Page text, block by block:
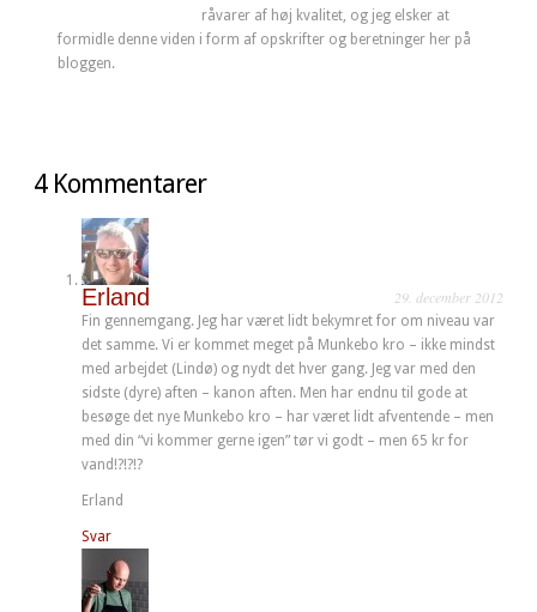
råvarer af høj kvalitet, og jeg elsker at
formidle denne viden i form af opskrifter og beretninger her på
bloggen.
4 Kommentarer
Erland 29. december 2012
Fin gennemgang. Jeg har været lidt bekymret for om niveau var
det samme. Vi er kommet meget på Munkebo kro – ikke mindst
med arbejdet (Lindø) og nydt det hver gang. Jeg var med den
sidste (dyre) aften – kanon aften. Men har endnu til gode at
besøge det nye Munkebo kro – har været lidt afventende – men
med din “vi kommer gerne igen” tør vi godt – men 65 kr for
vand!?!?!?
Erland
Svar